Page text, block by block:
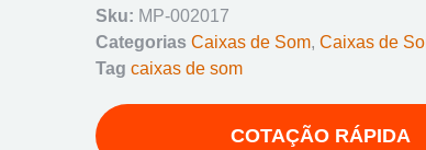
Sku: MP-002017
Categorias Caixas de Som, Caixas de
Tag caixas de som